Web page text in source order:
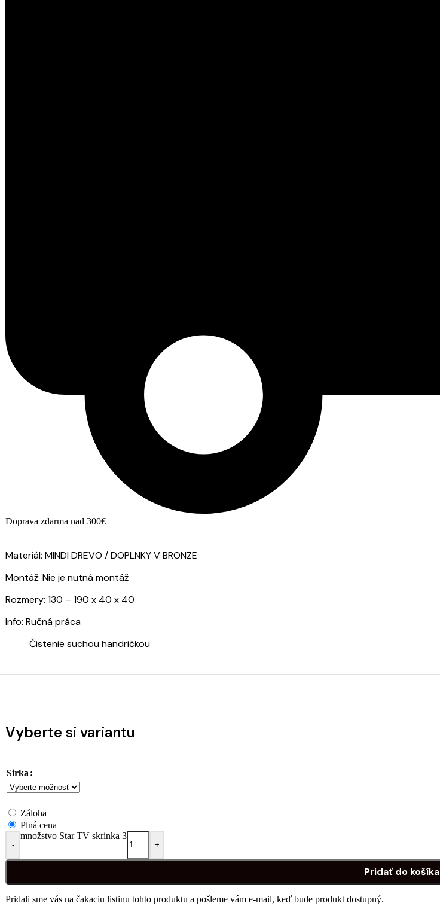
Doprava zdarma nad 300€
Materiál: MINDI DREVO / DOPLNKY V BRONZE
Montáž: Nie je nutná montáž
Rozmery: 130 – 190 x 40 x 40
Info: Ručná práca
Čistenie suchou handričkou
Vyberte si variantu
Sirka
Záloha
Plná cena
-
množstvo Star TV skrinka 3
+
Pridať do košíka
Pridali sme vás na čakaciu listinu tohto produktu a pošleme vám e-mail, keď bude produkt dostupný.